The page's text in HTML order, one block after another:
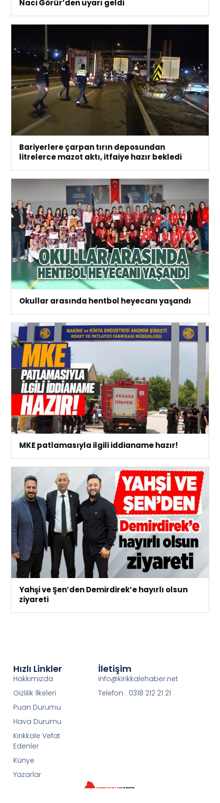
Naci Görür’den uyarı geldi
Bariyerlere çarpan tırın deposundan
litrelerce mazot aktı, itfaiye hazır bekledi
Okullar arasında hentbol heyecanı yaşandı
MKE patlamasıyla ilgili iddianame hazır!
Yahşi ve Şen’den Demirdirek’e hayırlı olsun
ziyareti
Hızlı Linkler
Hakkımızda
Gizlilik İlkeleri
Puan Durumu
Hava Durumu
Kırıkkale Vefat
Edenler
Künye
Yazarlar
İletişim
info@kirikkalehaber.net
Telefon : 0318 212 21 21